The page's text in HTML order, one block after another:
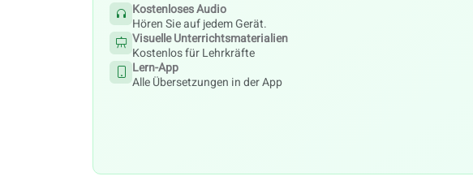
Kostenloses Audio
Hören Sie auf jedem Gerät.
Visuelle Unterrichtsmaterialien
Kostenlos für Lehrkräfte
Lern-App
Alle Übersetzungen in der App